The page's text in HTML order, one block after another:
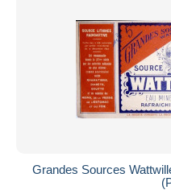
Grandes Sources